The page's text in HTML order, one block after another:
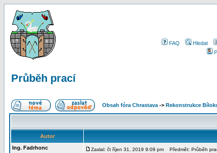
FAQ
Hledat
Průběh prací
Obsah fóra Chrastava -> Rekonstrukce
Autor
Ing. Fadrhonc
Zaslal: čt říjen 31, 2019 9:09 pm Předmět: Průběh